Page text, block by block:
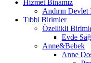
Hizmet Binamız
Andırın
Tıbbi Birimler
Özellikli
Evde
Anne&Bebek
Anne